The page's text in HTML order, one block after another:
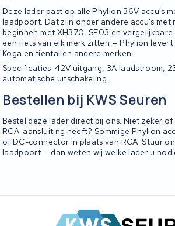
Deze lader past op alle Phylion 36V accu's
laadpoort. Dat zijn onder andere accu's met
beginnen met XH370, SF03 en vergelijkbare
een fiets van elk merk zitten — Phylion levert
Koga en tientallen andere merken.
Specificaties: 42V uitgang, 3A laadstroom,
automatische uitschakeling.
Bestellen bij KWS Seuren
Bestel deze lader direct bij ons. Niet zeker
RCA-aansluiting heeft? Sommige Phylion
of DC-connector in plaats van RCA. Stuur
laadpoort — dan weten wij welke lader u